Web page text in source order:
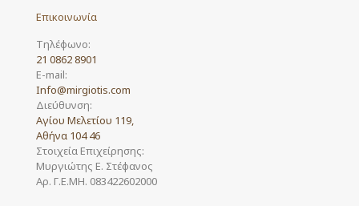
Επικοινωνία
Τηλέφωνο:
21 0862 8901
E-mail:
Info@mirgiotis.com
Διεύθυνση:
Αγίου Μελετίου 119,
Αθήνα 104 46
Στοιχεία Επιχείρησης:
Μυργιώτης Ε. Στέφανος
Αρ. Γ.Ε.ΜΗ. 083422602000